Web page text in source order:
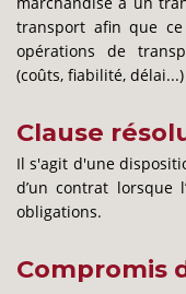
transport afin que
opérations de
(coûts, fiabilité,
Clause
Il s'agit d'une
d’un contrat lorsque
obligations.
Compromis